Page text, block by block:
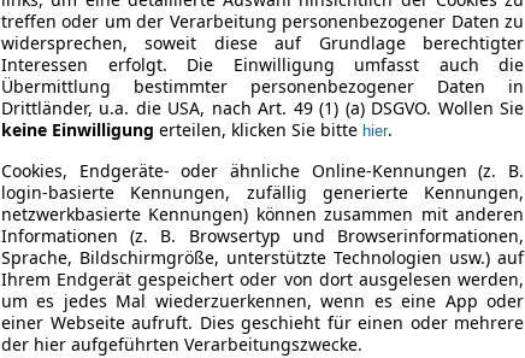
treffen oder um der Verarbeitung personenbezogener Daten zu
widersprechen, soweit diese auf Grundlage berechtigter
Interessen erfolgt. Die Einwilligung umfasst auch die
Übermittlung bestimmter personenbezogener Daten in
Drittländer, u.a. die USA, nach Art. 49 (1) (a) DSGVO. Wollen Sie
keine Einwilligung erteilen, klicken Sie bitte hier.
Cookies, Endgeräte- oder ähnliche Online-Kennungen (z. B.
login-basierte Kennungen, zufällig generierte Kennungen,
netzwerkbasierte Kennungen) können zusammen mit anderen
Informationen (z. B. Browsertyp und Browserinformationen,
Sprache, Bildschirmgröße, unterstützte Technologien usw.) auf
Ihrem Endgerät gespeichert oder von dort ausgelesen werden,
um es jedes Mal wiederzuerkennen, wenn es eine App oder
einer Webseite aufruft. Dies geschieht für einen oder mehrere
der hier aufgeführten Verarbeitungszwecke.